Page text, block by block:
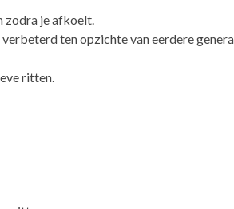
zodra je afkoelt.
ten opzichte van eerdere
ritten.